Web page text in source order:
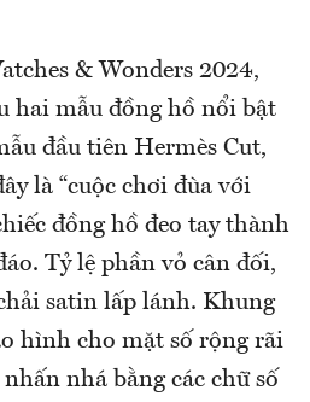
& Wonders 2024,
hai mẫu đồng hồ nổi bật
đầu tiên Hermès Cut,
là “cuộc chơi đùa với
đồng hồ đeo tay thành
Tỷ lệ phần vỏ cân đối,
satin lấp lánh. Khung
hình cho mặt số rộng rãi
nhá bằng các chữ số